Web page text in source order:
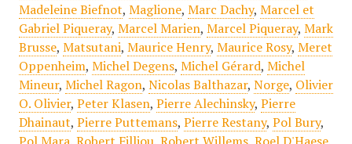
Madeleine Biefnot, Maglione, Marc Dachy, Marcel et
Gabriel Piqueray, Marcel Marien, Marcel Piqueray, Mark
Brusse, Matsutani, Maurice Henry, Maurice Rosy, Meret
Oppenheim, Michel Degens, Michel Gérard, Michel
Mineur, Michel Ragon, Nicolas Balthazar, Norge, Olivier
O. Olivier, Peter Klasen, Pierre Alechinsky, Pierre
Dhainaut, Pierre Puttemans, Pierre Restany, Pol Bury,